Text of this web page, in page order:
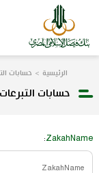
الرئيسية حسابات
حسابات التبرعات
ZakahName
: